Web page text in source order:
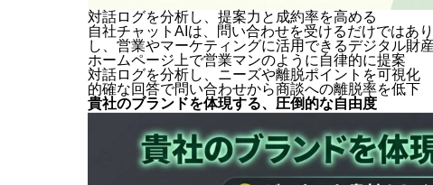
対話ログを分析し、提案力と成約率を高める
自社チャットAIは、問い合わせを受けるだけではあ
し、営業やマーケティングに活用できるデジタル財
ホームページ上で営業マンのように自律的に提案
対話ログを分析し、ニーズや離脱ポイントを可視化
的確な回答で問い合わせから商談への離脱率を低下
貴社のブランドを体現する、圧倒的な自由度